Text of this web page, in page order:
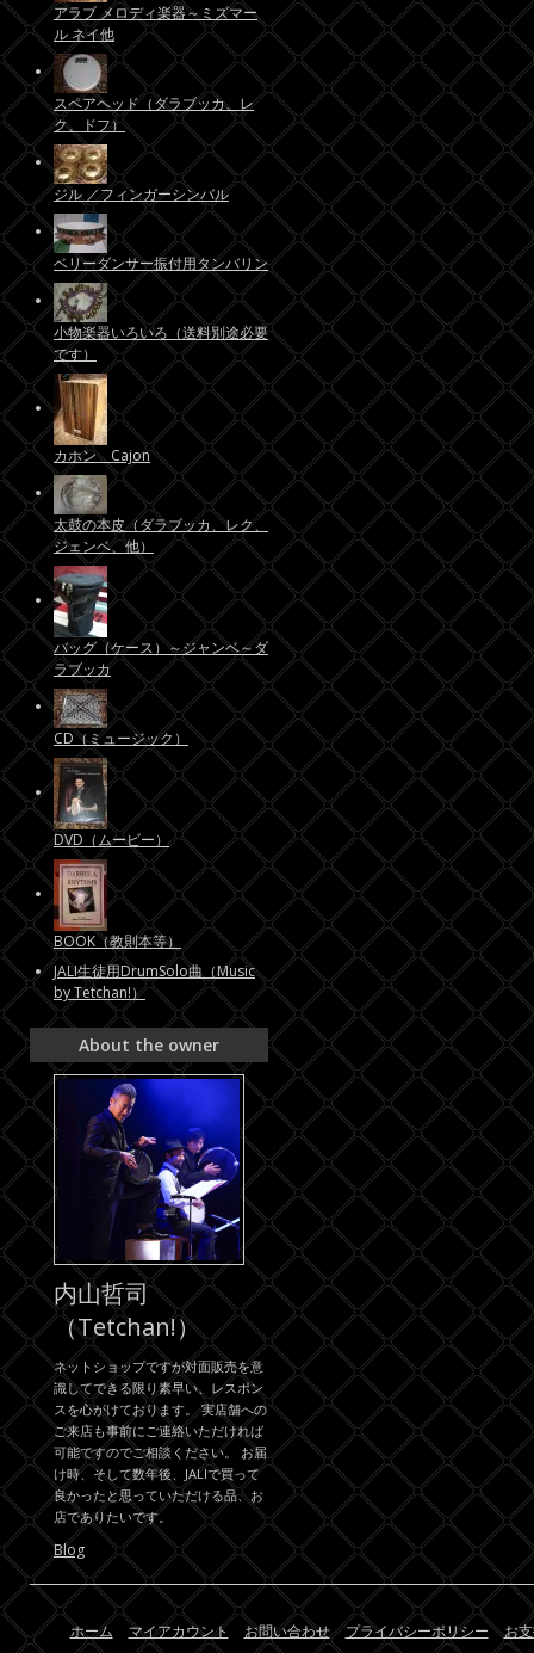
アラブ メロディ楽器～ミズマー
ル ネイ他
スペアヘッド（ダラブッカ、レ
ク、ドフ）
ジル ／フィンガーシンバル
ベリーダンサー振付用タンバリン
小物楽器いろいろ（送料別途必要
です）
カホン Cajon
太鼓の本皮（ダラブッカ、レク、
ジェンベ、他）
バッグ（ケース）～ジャンベ～ダ
ラブッカ
CD（ミュージック）
DVD（ムービー）
BOOK（教則本等）
JALI生徒用DrumSolo曲（Music
by Tetchan!）
About the owner
内山哲司
（Tetchan!）
ネットショップですが対面販売を意
識してできる限り素早い、レスポン
スを心がけております。 実店舗への
ご来店も事前にご連絡いただければ
可能ですのでご相談ください。 お届
け時、そして数年後、JALIで買って
良かったと思っていただける品、お
店でありたいです。
Blog
ホーム マイアカウント お問い合わせ プライバシーポリシー お